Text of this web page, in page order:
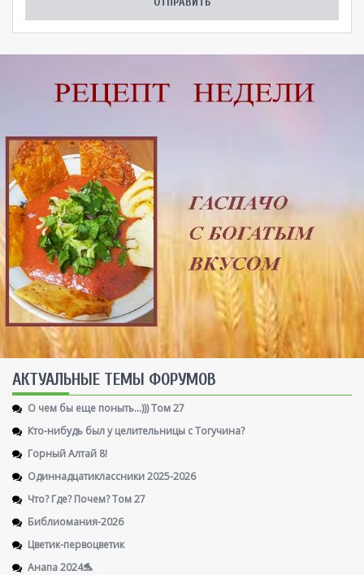
AКТУАЛЬНЫЕ ТЕМЫ ФОРУМОВ
О чем бы еще поныть...))) Том 27
Кто-нибудь был у целительницы с Тогучина?
Горный Алтай 8!
Одиннадцатиклассники 2025-2026
Что? Где? Почем? Том 27
Библиомания-2026
Цветик-первоцветик
Анапа 2024🐬